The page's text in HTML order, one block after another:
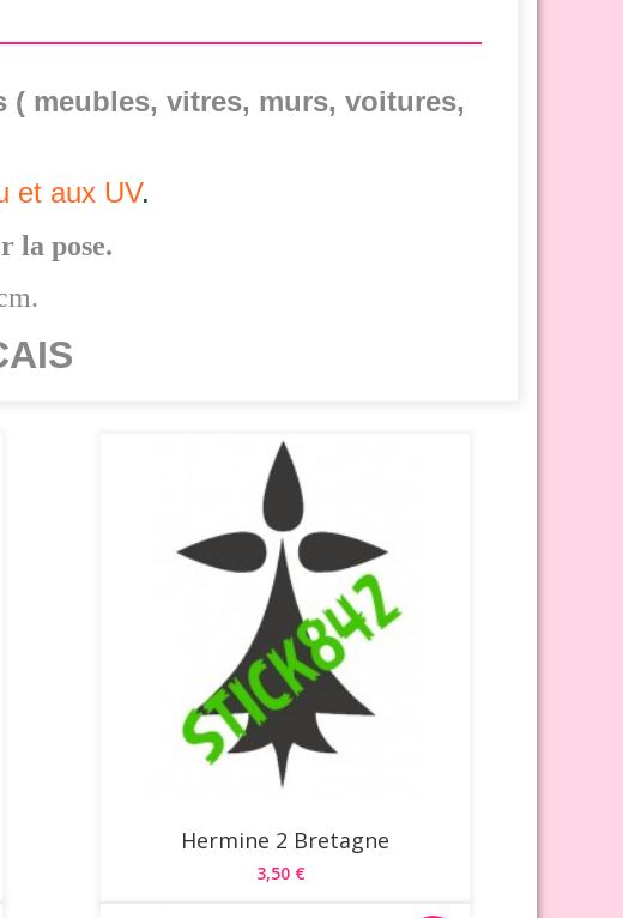
meubles, vitres, murs, voitures,
et aux UV.
la pose.
Hermine 2 Bretagne
3,50 €